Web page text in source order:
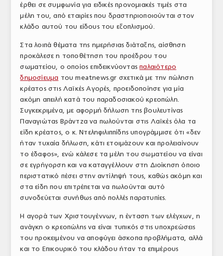
έρθει σε συμφωνία για ειδικές προνομιακές τιμές στα
μέλη του, από εταιρίες που δραστηριοποιούνται στον
κλάδο αυτού του είδους του εξοπλισμού.
Στα λοιπά θέματα της ημερήσιας διάταξης, αίσθηση
προκάλεσε η τοποθέτηση του προέδρου του
σωματείου, ο οποίος επιδεικνύονταςπαλαιότερο
δημοσίευμα του meatnews.gr σχετικά με την πώληση
κρέατος στις Λαϊκές Αγορές, προειδοποίησε για μία
ακόμη απειλή κατά του παραδοσιακού κρεοπώλη.
Συγκεκριμένα, με αφορμή δήλωση της βουλευτίνας
Παναγιώτας Βράντζα να πωλούνται στις Λαϊκές όλα τα
είδη κρέατος, ο κ. Ντεληφιλιππίδης υπογράμμισε ότι «δεν
ήταν τυχαία δήλωση, κάτι ετοιμάζουν και προλειαίνουν
το έδαφος», ενώ κάλεσε τα μέλη του σωματείου να είναι
σε εγρήγορση και να καταγγέλλουν στη Διοίκηση όποιο
περιστατικό πέσει στην αντίληψή τους, καθώς ακόμη και
στα είδη που επιτρέπεται να πωλούνται αυτό
συνοδεύεται συνήθως από πολλές παρατυπίες.
Η αγορά των Χριστουγέννων, η ένταση των ελέγχων, η
ανάγκη ο κρεοπώλης να είναι τυπικός στις υποχρεώσεις
του προκειμένου να αποφύγει άσκοπα προβλήματα, αλλά
και το Επικουρικό του κλάδου ήταν τα επιμέρους